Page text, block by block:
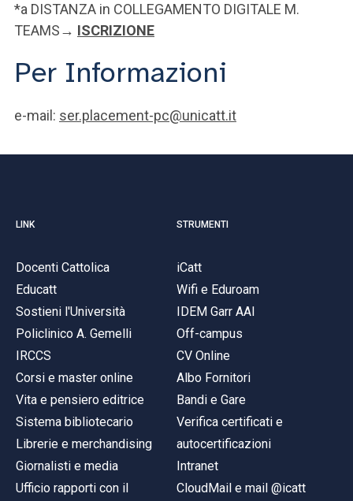
*a DISTANZA in COLLEGAMENTO DIGITALE M.
TEAMS→ ISCRIZIONE
Per Informazioni
e-mail: ser.placement-pc@unicatt.it
LINK
Docenti Cattolica
Educatt
Sostieni l'Università
Policlinico A. Gemelli
IRCCS
Corsi e master online
Vita e pensiero editrice
Sistema bibliotecario
Librerie e merchandising
Giornalisti e media
Ufficio rapporti con il
STRUMENTI
iCatt
Wifi e Eduroam
IDEM Garr AAI
Off-campus
CV Online
Albo Fornitori
Bandi e Gare
Verifica certificati e
autocertificazioni
Intranet
CloudMail e mail @icatt